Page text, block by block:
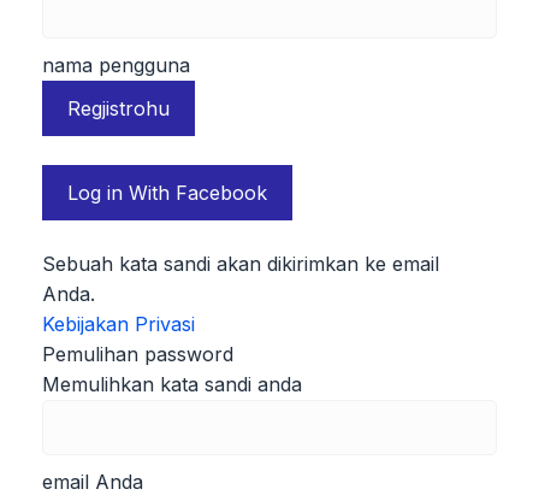
nama pengguna
Log in With Facebook
Sebuah kata sandi akan dikirimkan ke email
Anda.
Kebijakan Privasi
Pemulihan password
Memulihkan kata sandi anda
email Anda